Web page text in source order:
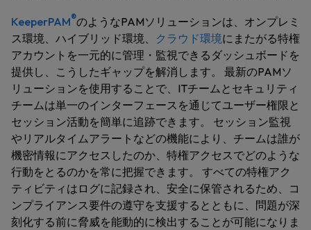
KeeperPAM®のようなPAMソリューションは、オンプレミ
ス環境、ハイブリッド環境、 クラウド環境にまたがる特権
アカウントを一元的に管理・監視できるダッシュボードを
提供し、こうしたギャップを解消します。 最新のPAMソ
リューションを使用することで、ITチームとセキュリティ
チームは単一のインターフェースを通じてユーザー権限と
セッション活動を簡単に追跡できます。 セッション監視
やリアルタイムアラートなどの機能により、チームは誰が
機密情報にアクセスしたのか、特権アクセスでどのような
行動をとるのかを常に把握できます。 すべての特権アク
ティビティはログに記録され、安全に保管されるため、コ
ンプライアンス要件の遵守を支援するとともに、問題が深
刻化する前に脅威を能動的に検出することが可能になりま